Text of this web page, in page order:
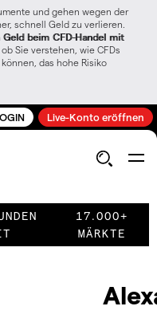
und gehen wegen der
schnell Geld zu verlieren.
beim CFD-Handel mit
Sie verstehen, wie CFDs
das hohe Risiko
Live-Konto eröffnen
17.000+
MÄRKTE